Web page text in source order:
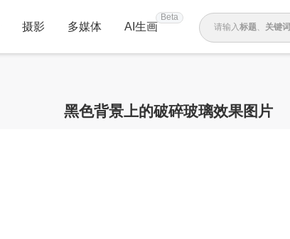
摄影 多媒体 AI生画
Beta
请输入标题、 关键词
黑色背景上的破碎玻璃效果图片